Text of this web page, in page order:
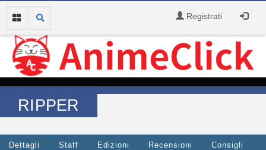
Registrati
RIPPER
Dettagli Staff Edizioni Recensioni Consigli